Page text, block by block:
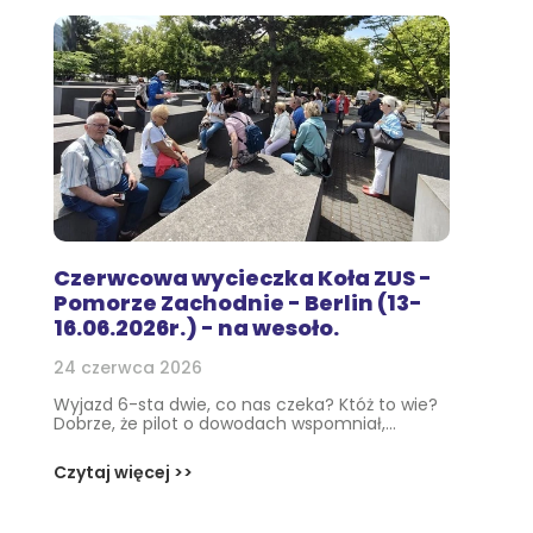
Czerwcowa wycieczka Koła ZUS -
Pomorze Zachodnie - Berlin (13-
16.06.2026r.) - na wesoło.
24 czerwca 2026
Wyjazd 6-sta dwie, co nas czeka? Któż to wie?
Dobrze, że pilot o dowodach wspomniał,...
Czytaj więcej >>